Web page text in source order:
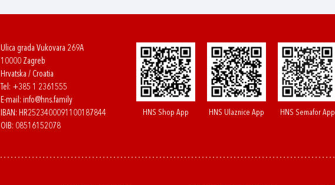
Ulica grada Vukovara 269A
10000 Zagreb
Hrvatska / Croatia
Tel: +385 1 2361555
E-mail: info@hns.family
IBAN: HR2523400091100187844
OIB: 08516152078
HNS Shop App HNS Ulaznice App HNS Semafor App